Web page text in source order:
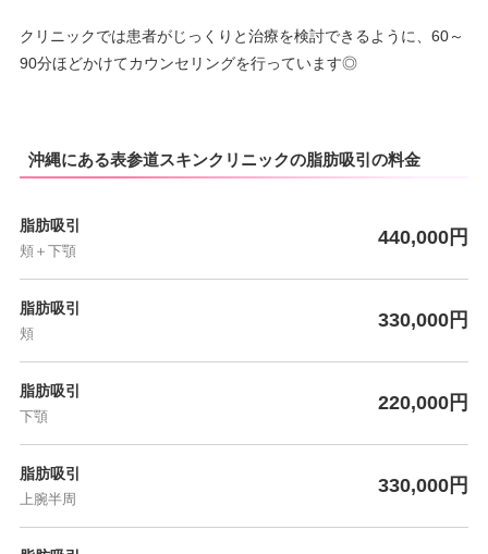
クリニックでは患者がじっくりと治療を検討できるように、60～
90分ほどかけてカウンセリングを行っています◎
沖縄にある表参道スキンクリニックの脂肪吸引の料金
脂肪吸引
頬＋下顎
440,000円
脂肪吸引
頬
330,000円
脂肪吸引
下顎
220,000円
脂肪吸引
上腕半周
330,000円